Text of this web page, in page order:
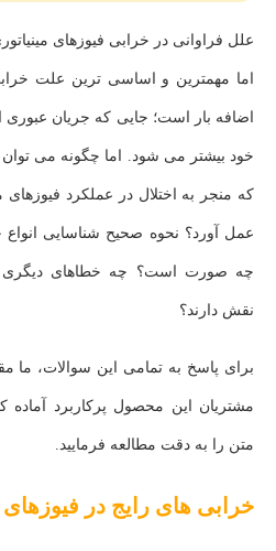
علل فراوانی در خرابی فیوزهای
اما مهمترین و اساسی ترین علت
اضافه بار است؛ جایی که جریان عبوری
خود بیشتر می شود. اما چگونه می
که منجر به اختلال در عملکرد
عمل آورد؟ نحوه صحیح شناسایی انواع
چه صورت است؟ چه خطاهای دیگری
نقش دارند؟
برای پاسخ به تمامی این سوالات، ما
مشتریان این محصول پرکاربرد آماده
متن را به دقت مطالعه فرمایید.
خرابی های رایج در فیوزهای